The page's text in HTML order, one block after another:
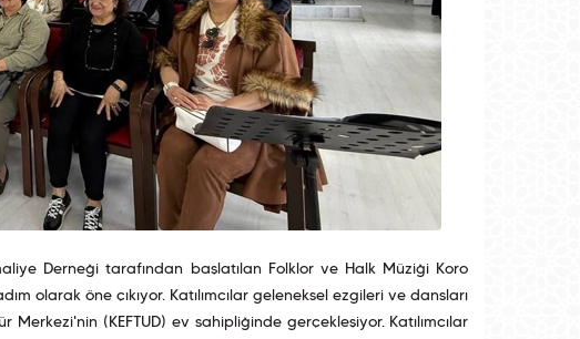
Derneği tarafından başlatılan Folklor ve Halk Müziği Koro
olarak öne çıkıyor. Katılımcılar geleneksel ezgileri ve dansları
(KEFTUD) ev sahipliğinde gerçekleşiyor. Katılımcılar